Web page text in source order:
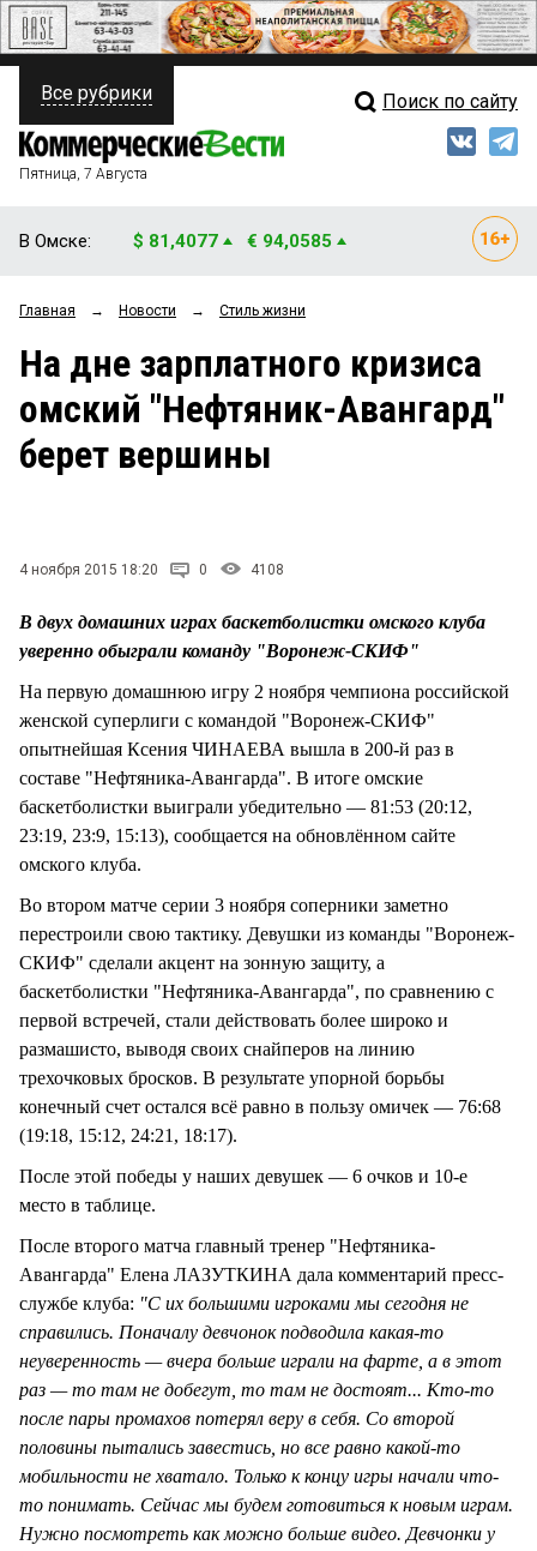
ПОЛИТИКА
ФИНАНСЫ
ОБЩЕСТВО
ЗАКОН
НОВОСТИ КОМПАНИЙ
Свежий выпуск
Рейтинги
Блоги
Все рубрики Поиск по сайту
Пятница, 7 Августа
В Омске: $ 81,4077 € 94,0585
Главная → Новости → Стиль жизни
На дне зарплатного кризиса
омский "Нефтяник-Авангард"
берет вершины
4 ноября 2015 18:20 0 4108
В двух домашних играх баскетболистки омского клуба
уверенно обыграли команду "Воронеж-СКИФ"
На первую домашнюю игру 2 ноября чемпиона российской
женской суперлиги с командой "Воронеж-СКИФ"
опытнейшая Ксения ЧИНАЕВА вышла в 200-й раз в
составе "Нефтяника-Авангарда". В итоге омские
баскетболистки выиграли убедительно — 81:53 (20:12,
23:19, 23:9, 15:13), сообщается на обновлённом сайте
омского клуба.
Во втором матче серии 3 ноября соперники заметно
перестроили свою тактику. Девушки из команды "Воронеж-
СКИФ" сделали акцент на зонную защиту, а
баскетболистки "Нефтяника-Авангарда", по сравнению с
первой встречей, стали действовать более широко и
размашисто, выводя своих снайперов на линию
трехочковых бросков. В результате упорной борьбы
конечный счет остался всё равно в пользу омичек — 76:68
(19:18, 15:12, 24:21, 18:17).
После этой победы у наших девушек — 6 очков и 10-е
место в таблице.
После второго матча главный тренер "Нефтяника-
Авангарда" Елена ЛАЗУТКИНА дала комментарий пресс-
службе клуба: "С их большими игроками мы сегодня не
справились. Поначалу девчонок подводила какая-то
неуверенность — вчера больше играли на фарте, а в этот
раз — то там не добегут, то там не достоят... Кто-то
после пары промахов потерял веру в себя. Со второй
половины пытались завестись, но все равно какой-то
мобильности не хватало. Только к концу игры начали что-
то понимать. Сейчас мы будем готовиться к новым играм.
Нужно посмотреть как можно больше видео. Девчонки у